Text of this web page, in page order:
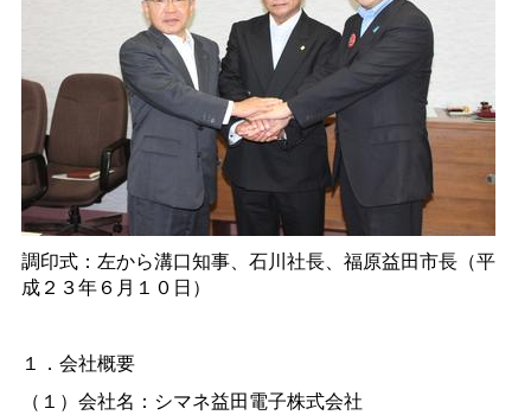
調印式：左から溝口知事、石川社長、福原益田市長（平
成２３年６月１０日）
１．会社概要
（１）会社名：シマネ益田電子株式会社